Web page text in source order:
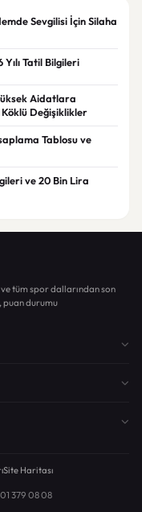
Sevgilisi İçin Silaha
Tatil Bilgileri
Aidatlara
Köklü Değişiklikler
Tablosu ve
ve 20 Bin Lira
tüm spor dallarından son
puan durumu
Site Haritası
379 08 08